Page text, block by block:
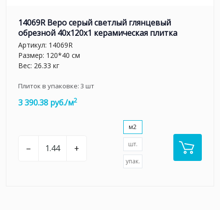
14069R Веро серый светлый глянцевый
обрезной 40x120x1 керамическая плитка
Артикул: 14069R
Размер: 120*40 см
Вес: 26.33 кг
Плиток в упаковке: 3 шт
3 390.38 руб./м2
– +
м2
шт.
упак.